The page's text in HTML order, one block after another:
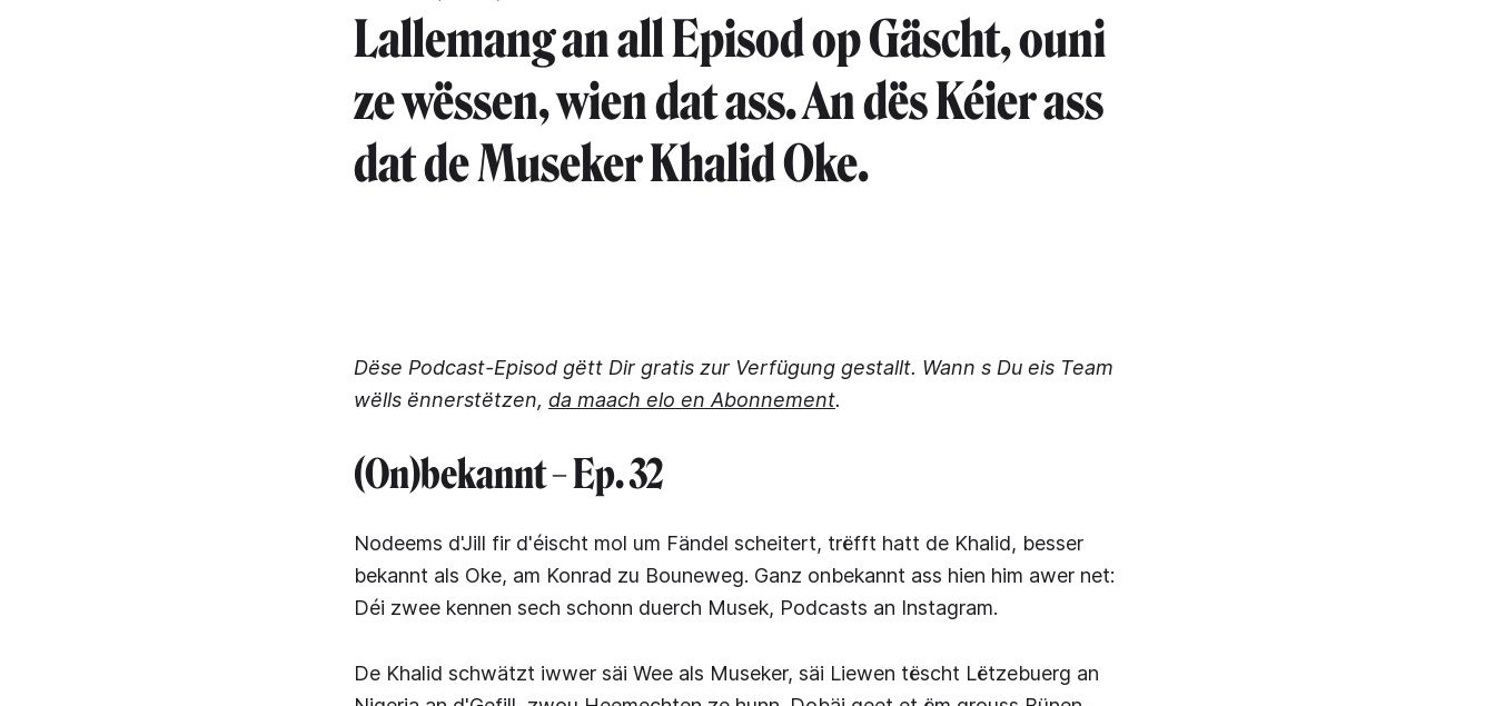
Lallemang an all Episod op Gäscht, ouni
ze wëssen, wien dat ass. An dës Kéier ass
dat de Museker Khalid Oke.
Dëse Podcast-Episod gëtt Dir gratis zur Verfügung gestallt. Wann s Du eis Team
wëlls ënnerstëtzen, da maach elo en Abonnement.
(On)bekannt – Ep. 32
Nodeems d'Jill fir d'éischt mol um Fändel scheitert, trëfft hatt de Khalid, besser
bekannt als Oke, am Konrad zu Bouneweg. Ganz onbekannt ass hien him awer net:
Déi zwee kennen sech schonn duerch Musek, Podcasts an Instagram.
De Khalid schwätzt iwwer säi Wee als Museker, säi Liewen tëscht Lëtzebuerg an